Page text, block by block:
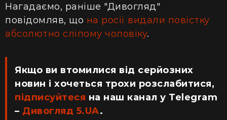
Нагадаємо, раніше "Дивогляд"
повідомляв, що на росії видали повістку
абсолютно сліпому чоловіку.
Якщо ви втомилися від серйозних
новин і хочеться трохи розслабитися,
підписуйтеся на наш канал у Telegram
– Дивогляд 5.UA.